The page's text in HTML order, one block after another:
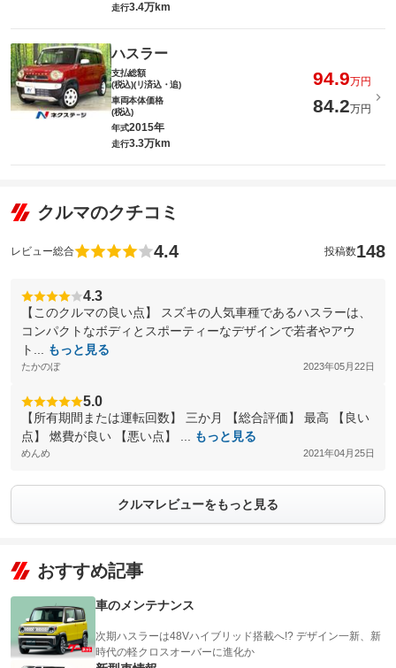
走行3.4万km
ハスラー
支払総額
(税込)(リ済込・追)
94.9万円
車両本体価格
(税込)
84.2万円
年式2015年
走行3.3万km
クルマのクチコミ
レビュー総合 4.4 投稿数148
4.3
【このクルマの良い点】 スズキの人気車種であるハスラーは、
コンパクトなボディとスポーティーなデザインで若者やアウ
ト...
もっと見る
たかのぼ 2023年05月22日
5.0
【所有期間または運転回数】 三か月 【総合評価】 最高 【良い
点】 燃費が良い 【悪い点】 ...
もっと見る
めんめ 2021年04月25日
クルマレビューをもっと見る
おすすめ記事
車のメンテナンス
次期ハスラーは48Vハイブリッド搭載へ!? デザイン一新、新
時代の軽クロスオーバーに進化か